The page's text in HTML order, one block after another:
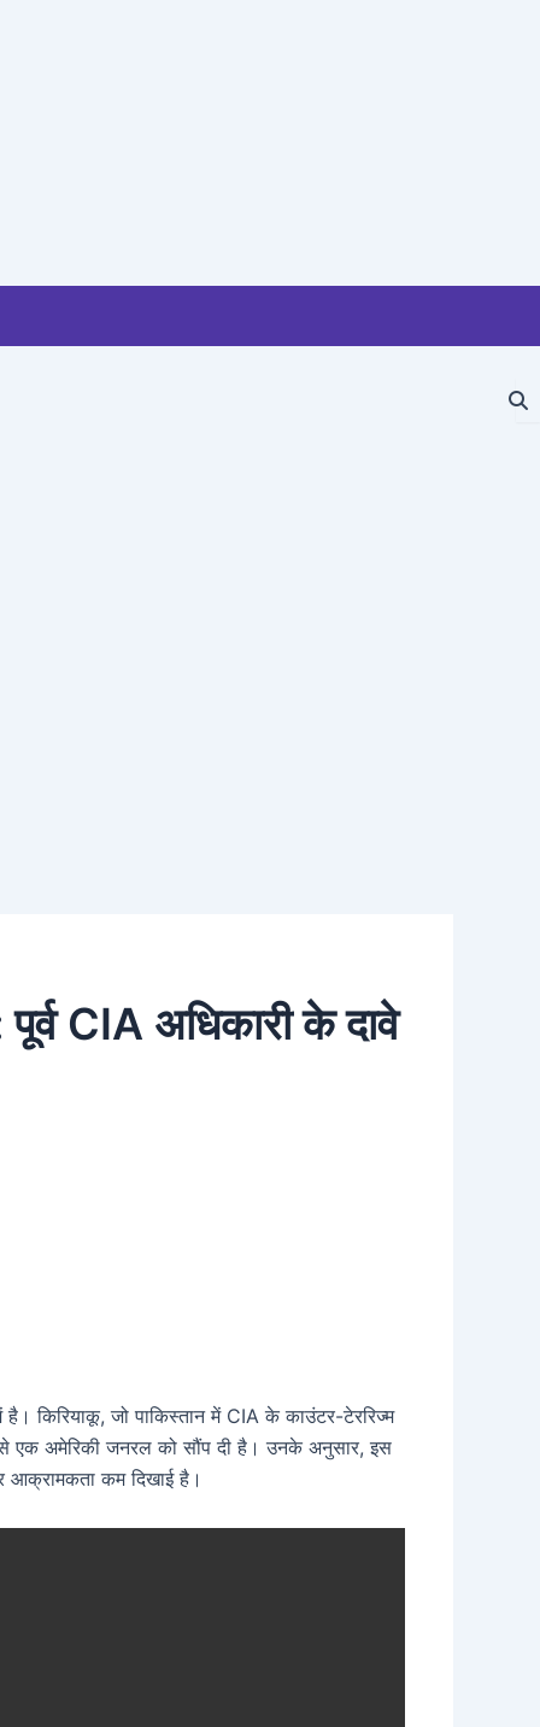
CIA अधिकारी के दावे
किरियाकू, जो पाकिस्तान में CIA के काउंटर-टेररिज्म
एक अमेरिकी जनरल को सौंप दी है। उनके अनुसार, इस
आक्रामकता कम दिखाई है।